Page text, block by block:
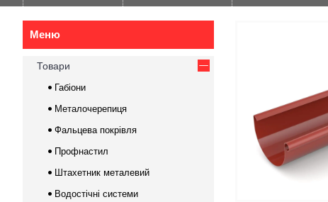
Товари
Габіони
Металочерепиця
Фальцева покрівля
Профнастил
Штахетник металевий
Водостічні системи